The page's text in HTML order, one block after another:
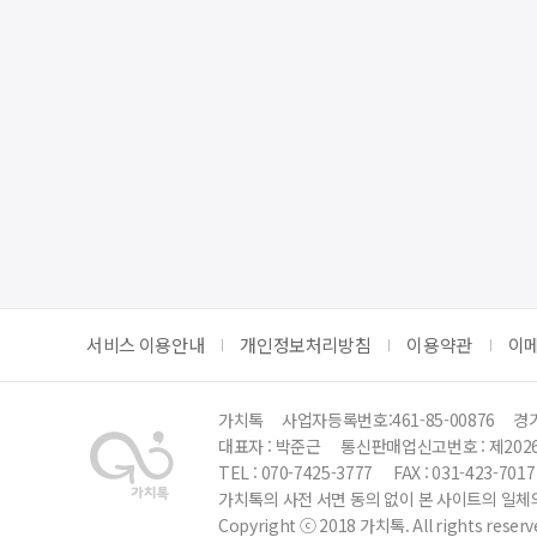
서비스 이용안내 개인정보처리방침 이용약관 이
가치톡 사업자등록번호:461-85-00876
경
대표자 : 박준근
통신판매업신고번호 : 제
TEL : 070-7425-3777
FAX : 031-423-7017
가치톡의 사전 서면 동의 없이 본 사이트의 일
Copyright ⓒ 2018 가치톡. All rights